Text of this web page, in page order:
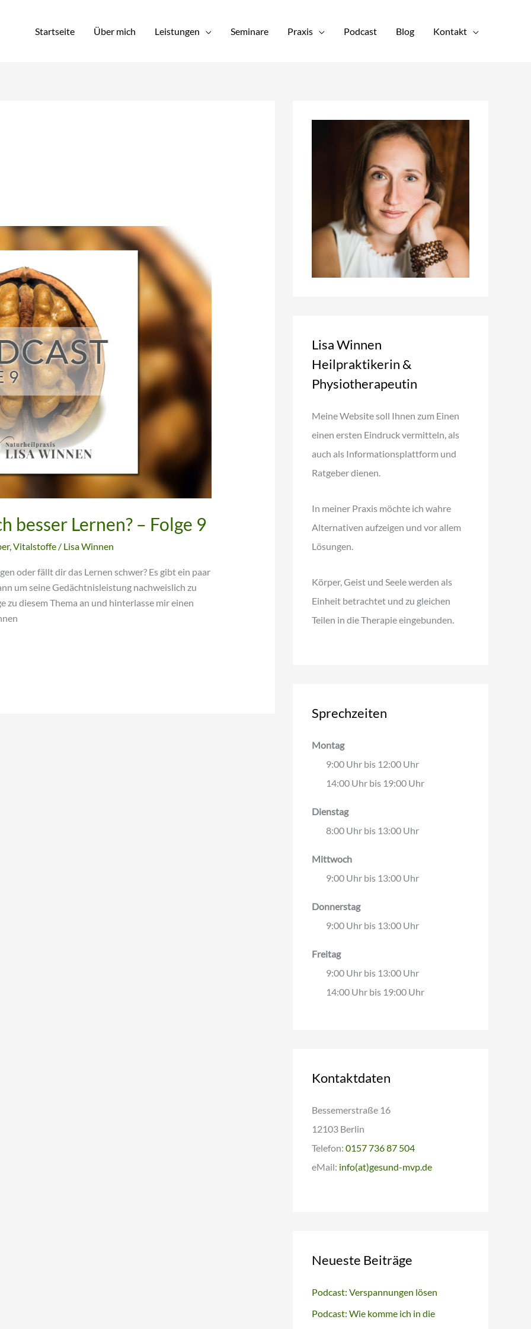
Startseite Über mich Leistungen Seminare Praxis Podcast Blog Kontakt
besser Lernen? – Folge 9
, Vitalstoffe/ Lisa Winnen
oder fällt dir das Lernen schwer? Es gibt ein paar
um seine Gedächtnisleistung nachweislich zu
zu diesem Thema an und hinterlasse mir einen
Lisa Winnen
Heilpraktikerin &
Physiotherapeutin
Meine Website soll Ihnen zum Einen
einen ersten Eindruck vermitteln, als
auch als Informationsplattform und
Ratgeber dienen.
In meiner Praxis möchte ich wahre
Alternativen aufzeigen und vor allem
Lösungen.
Körper, Geist und Seele werden als
Einheit betrachtet und zu gleichen
Teilen in die Therapie eingebunden.
Sprechzeiten
Montag
9:00 Uhr bis 12:00 Uhr
14:00 Uhr bis 19:00 Uhr
Dienstag
8:00 Uhr bis 13:00 Uhr
Mittwoch
9:00 Uhr bis 13:00 Uhr
Donnerstag
9:00 Uhr bis 13:00 Uhr
Freitag
9:00 Uhr bis 13:00 Uhr
14:00 Uhr bis 19:00 Uhr
Kontaktdaten
Bessemerstraße 16
12103 Berlin
Telefon: 0157 736 87 504
eMail: info(at)gesund-mvp.de
Neueste Beiträge
Podcast: Verspannungen lösen
Podcast: Wie komme ich in die